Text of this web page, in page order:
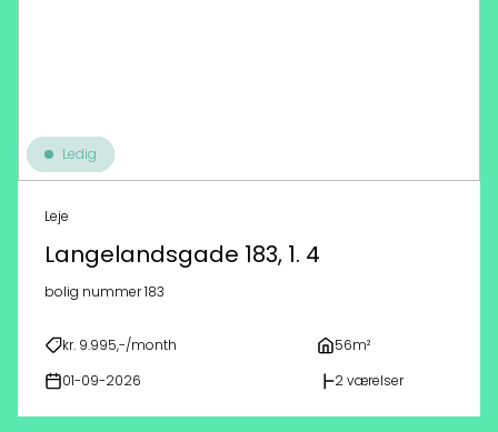
Ledig
Leje
Langelandsgade 183, 1. 4
bolig nummer 183
kr. 9.995,-/month 56m²
01-09-2026 2 værelser